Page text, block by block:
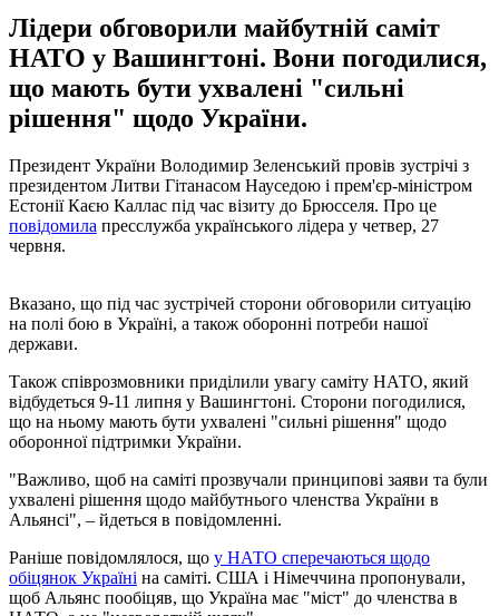
Лідери обговорили майбутній саміт
НАТО у Вашингтоні. Вони погодилися,
що мають бути ухвалені "сильні
рішення" щодо України.
Президент України Володимир Зеленський провів зустрічі з
президентом Литви Гітанасом Науседою і прем'єр-міністром
Естонії Каєю Каллас під час візиту до Брюсселя. Про це
повідомила пресслужба українського лідера у четвер, 27
червня.
Вказано, що під час зустрічей сторони обговорили ситуацію
на полі бою в Україні, а також оборонні потреби нашої
держави.
Також співрозмовники приділили увагу саміту НАТО, який
відбудеться 9-11 липня у Вашингтоні. Сторони погодилися,
що на ньому мають бути ухвалені "сильні рішення" щодо
оборонної підтримки України.
"Важливо, щоб на саміті прозвучали принципові заяви та були
ухвалені рішення щодо майбутнього членства України в
Альянсі", – йдеться в повідомленні.
Раніше повідомлялося, що у НАТО сперечаються щодо
обіцянок Україні на саміті. США і Німеччина пропонували,
щоб Альянс пообіцяв, що Україна має "міст" до членства в